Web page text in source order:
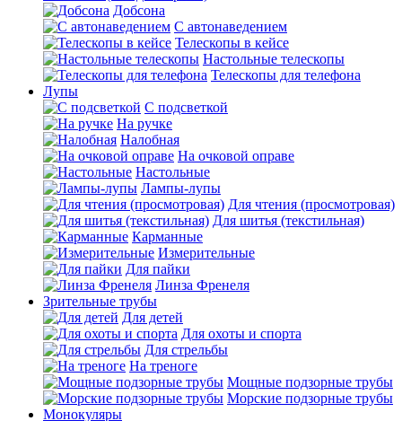
Добсона
С автонаведением
Телескопы в кейсе
Настольные телескопы
Телескопы для телефона
Лупы
С подсветкой
На ручке
Налобная
На очковой оправе
Настольные
Лампы-лупы
Для чтения (просмотровая)
Для шитья (текстильная)
Карманные
Измерительные
Для пайки
Линза Френеля
Зрительные трубы
Для детей
Для охоты и спорта
Для стрельбы
На треноге
Мощные подзорные трубы
Морские подзорные трубы
Монокуляры